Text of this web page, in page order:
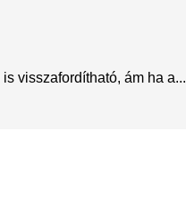
visszafordítható, ám ha a...